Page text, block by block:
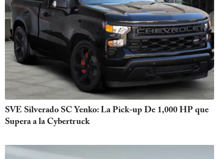
SVE Silverado SC Yenko: La Pick-up De 1,000 HP que
Supera a la Cybertruck